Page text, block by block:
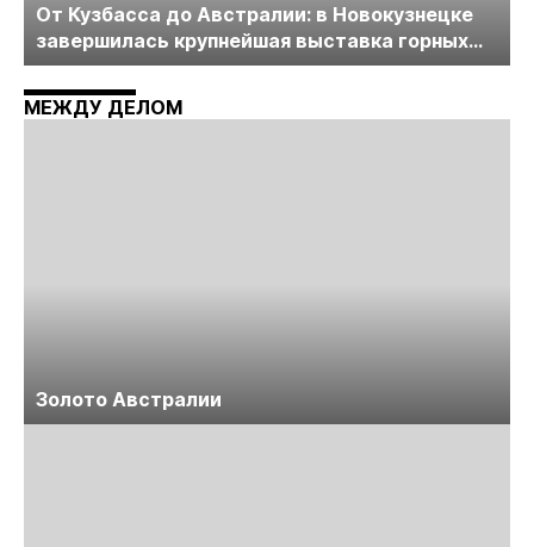
От Кузбасса до Австралии: в Новокузнецке
завершилась крупнейшая выставка горных
технологий «Недра России. Уголь России и
Майнинг»
МЕЖДУ ДЕЛОМ
Золото Австралии